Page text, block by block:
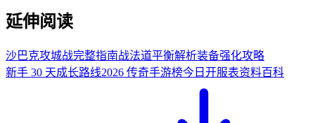
延伸阅读
沙巴克攻城战完整指南战法道平衡解析装备强化攻略
新手 30 天成长路线2026 传奇手游榜今日开服表资料百科